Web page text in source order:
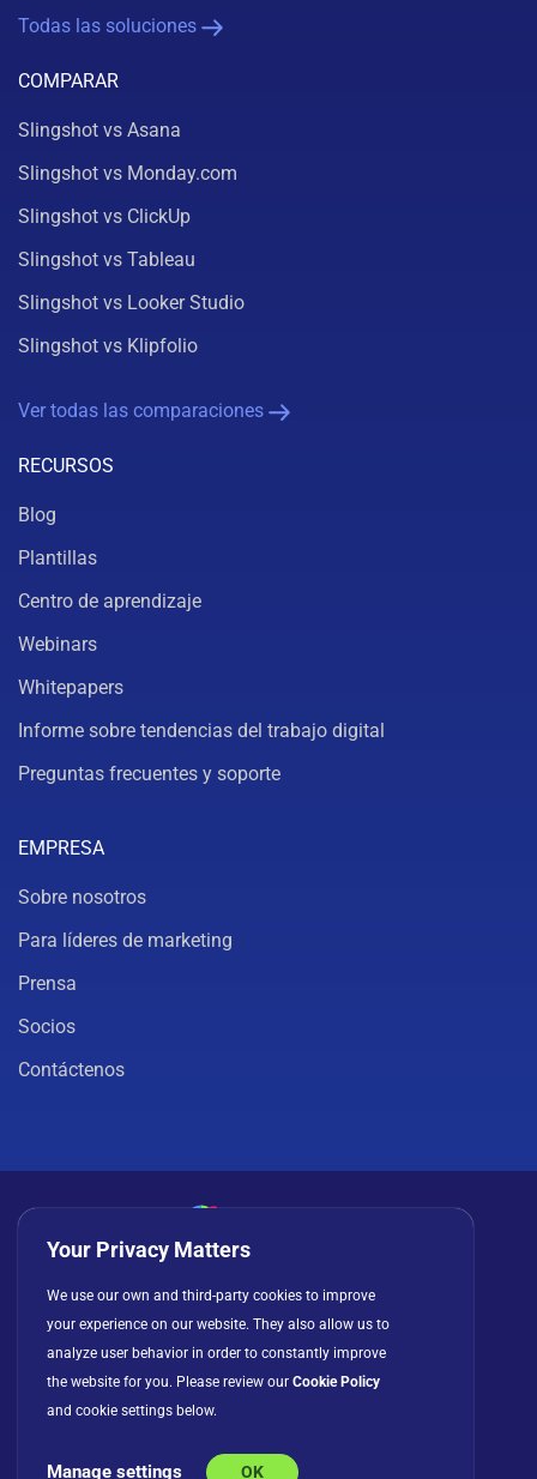
Todas las soluciones
COMPARAR
Slingshot vs Asana
Slingshot vs Monday.com
Slingshot vs ClickUp
Slingshot vs Tableau
Slingshot vs Looker Studio
Slingshot vs Klipfolio
Ver todas las comparaciones
RECURSOS
Blog
Plantillas
Centro de aprendizaje
Webinars
Whitepapers
Informe sobre tendencias del trabajo digital
Preguntas frecuentes y soporte
EMPRESA
Sobre nosotros
Para líderes de marketing
Prensa
Socios
Contáctenos
Política de privacidad Cookies
Acuerdo de licencia
© Copyright 2026 INFRAGISTICS. Todos los derechos
Your Privacy Matters
We use our own and third-party cookies to improve
your experience on our website. They also allow us to
analyze user behavior in order to constantly improve
the website for you. Please review our Cookie Policy
and cookie settings below.
Manage settings OK